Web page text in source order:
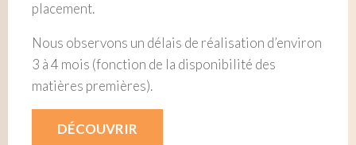
placement.
Nous observons un délais de réalisation d’environ
3 à 4 mois (fonction de la disponibilité des
matières premières).
DÉCOUVRIR